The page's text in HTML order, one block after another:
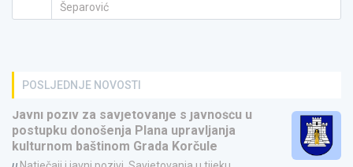
Šeparović
POSLJEDNJE NOVOSTI
Javni poziv za savjetovanje s javnošću u
postupku donošenja Plana upravljanja
kulturnom baštinom Grada Korčule